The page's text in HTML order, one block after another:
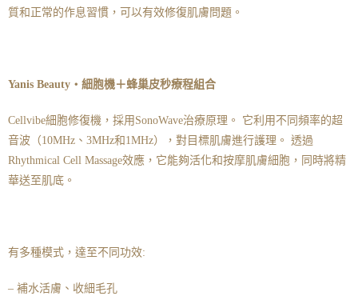
質和正常的作息習慣，可以有效修復肌膚問題。
Yanis Beauty・細胞機＋蜂巢皮秒療程組合
Cellvibe細胞修復機，採用SonoWave治療原理。 它利用不同頻率的超
音波（10MHz、3MHz和1MHz），對目標肌膚進行護理。 透過
Rhythmical Cell Massage效應，它能夠活化和按摩肌膚細胞，同時將精
華送至肌底。
有多種模式，達至不同功效:
– 補水活膚、收細毛孔